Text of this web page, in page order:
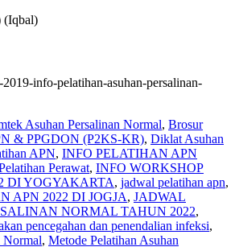
(Iqbal)
info-pelatihan-asuhan-persalinan-
Asuhan Persalinan Normal, Brosur
& PPGDON (P2KS-KR), Diklat Asuhan
APN, INFO PELATIHAN APN
Perawat, INFO WORKSHOP
DI YOGYAKARTA, jadwal pelatihan apn,
APN 2022 DI JOGJA, JADWAL
NORMAL TAHUN 2022,
pencegahan dan penendalian infeksi,
Normal, Metode Pelatihan Asuhan